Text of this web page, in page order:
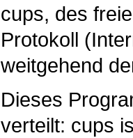
cups, des
Protokoll
weitgehend
Dieses
verteilt: cups